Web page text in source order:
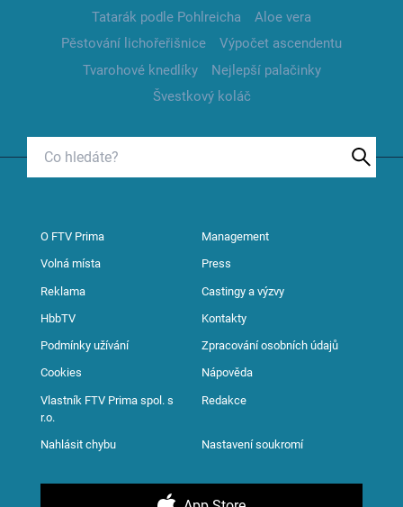
Tatarák podle Pohlreicha
Aloe vera
Pěstování lichořeřišnice
Výpočet ascendentu
Tvarohové knedlíky
Nejlepší palačinky
Švestkový koláč
O FTV Prima Management
Volná místa Press
Reklama Castingy a výzvy
HbbTV Kontakty
Podmínky užívání Zpracování osobních údajů
Cookies Nápověda
Vlastník FTV Prima spol. s
r.o.
Redakce
Nahlásit chybu Nastavení soukromí